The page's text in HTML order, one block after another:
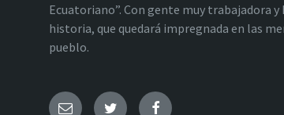
Ecuatoriano”. Con gente muy trabajadora
historia, que quedará impregnada en las
pueblo.